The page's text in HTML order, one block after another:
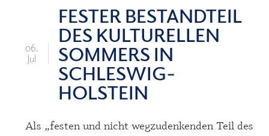
06.
Jul
FESTER BESTANDTEIL
DES KULTURELLEN
SOMMERS IN
SCHLESWIG-
HOLSTEIN
Als „festen und nicht wegzudenkenden Teil des